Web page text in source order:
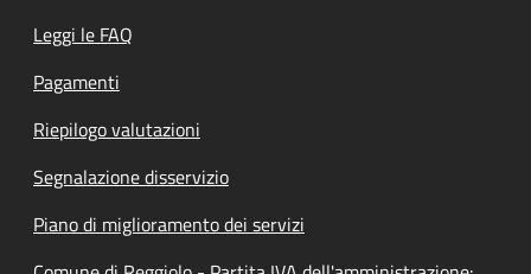
Leggi le FAQ
Pagamenti
Riepilogo valutazioni
Segnalazione disservizio
Piano di miglioramento dei servizi